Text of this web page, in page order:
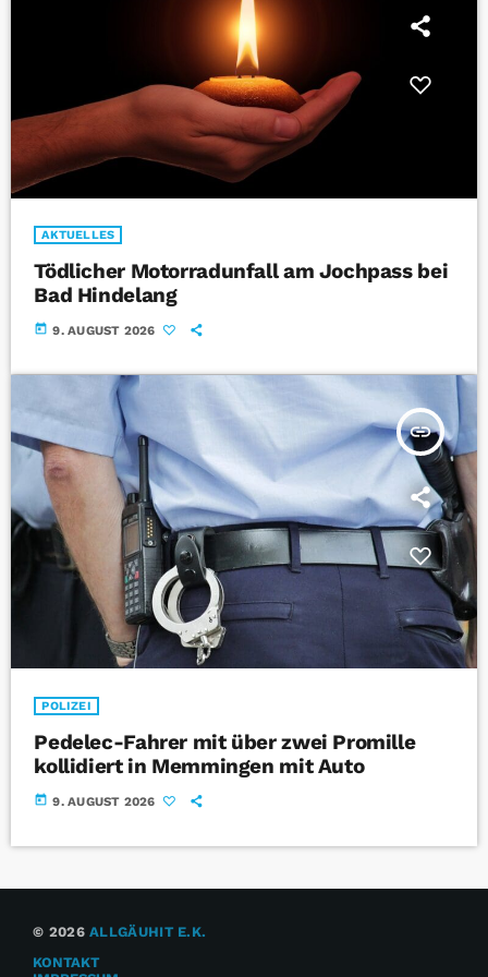
AKTUELLES
Tödlicher Motorradunfall am Jochpass bei
Bad Hindelang
today 9. AUGUST 2026
insert_link
POLIZEI
Pedelec-Fahrer mit über zwei Promille
kollidiert in Memmingen mit Auto
today 9. AUGUST 2026
© 2026ALLGÄUHIT E.K.
KONTAKT